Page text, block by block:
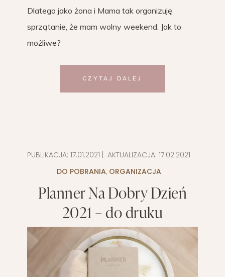
Dlatego jako żona i Mama tak organizuję
sprzątanie, że mam wolny weekend. Jak to
możliwe?
CZYTAJ DALEJ
PUBLIKACJA: 17.01.2021 | AKTUALIZACJA: 17.02.2021
DO POBRANIA, ORGANIZACJA
Planner Na Dobry Dzień
2021 – do druku